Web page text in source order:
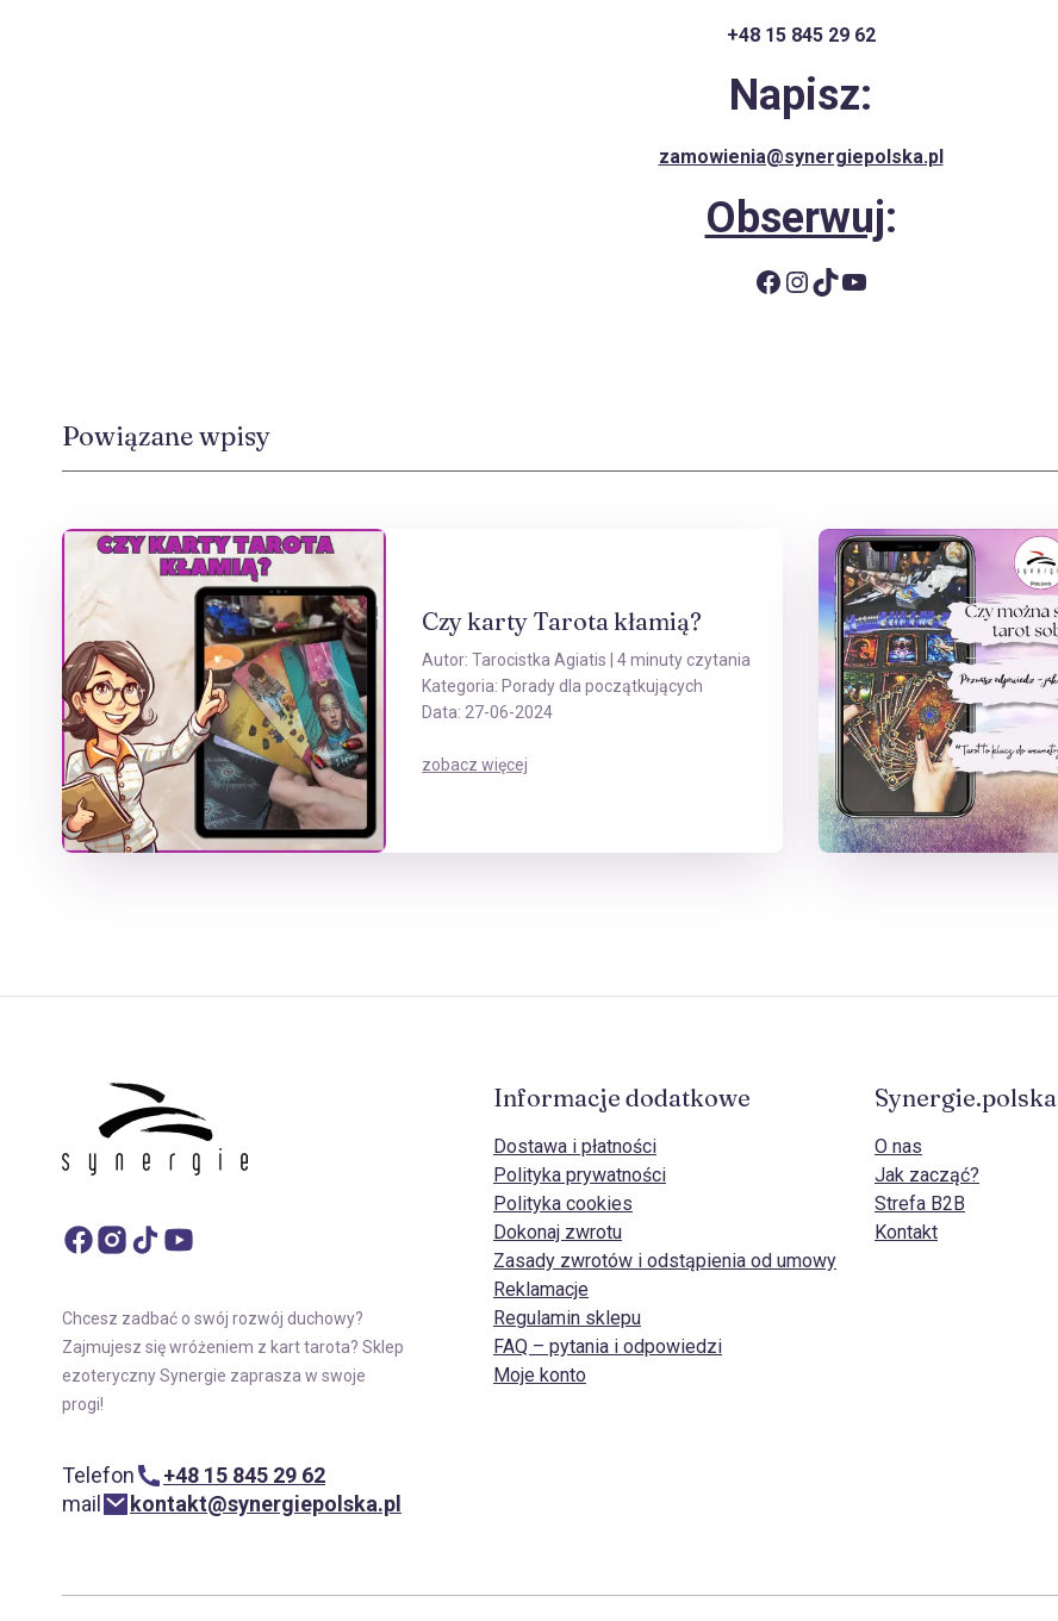
+48 15 845 29 62
Napisz:
zamowienia@synergiepolska.pl
Obserwuj:
Facebook
Instagram
TikTok
YouTube
Powiązane wpisy
Czy karty Tarota kłamią?
Autor:Tarocistka Agiatis | 4 minuty czytania
Kategoria: Porady dla początkujących
Data: 27-06-2024
zobacz więcej
Chcesz zadbać o swój rozwój duchowy?
Zajmujesz się wróżeniem z kart tarota? Sklep
ezoteryczny Synergie zaprasza w swoje
progi!
Telefon
+48 15 845 29 62
mail
kontakt@synergiepolska.pl
Informacje dodatkowe
Dostawa i płatności
Polityka prywatności
Polityka cookies
Dokonaj zwrotu
Zasady zwrotów i odstąpienia od umowy
Reklamacje
Regulamin sklepu
FAQ – pytania i odpowiedzi
Moje konto
Synergie.polska
O nas
Jak zacząć?
Strefa B2B
Kontakt